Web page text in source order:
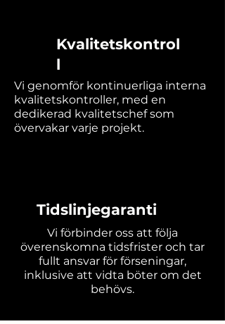
Kvalitetskontrol
l
Vi genomför kontinuerliga interna
kvalitetskontroller, med en
dedikerad kvalitetschef som
övervakar varje projekt.
Tidslinjegaranti
Vi förbinder oss att följa
överenskomna tidsfrister och tar
fullt ansvar för förseningar,
inklusive att vidta böter om det
behövs.